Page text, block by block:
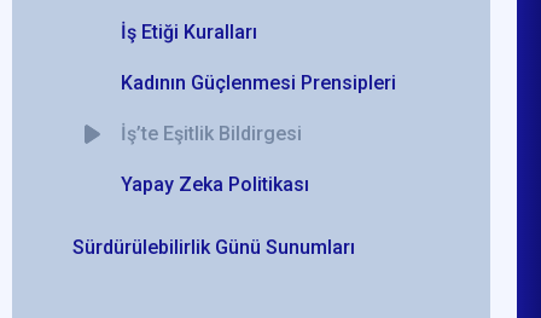
İş Etiği Kuralları
Kadının Güçlenmesi Prensipleri
İş’te Eşitlik Bildirgesi
Yapay Zeka Politikası
Sürdürülebilirlik Günü Sunumları